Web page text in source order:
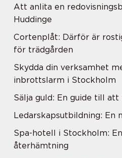
Att anlita en
Huddinge
Cortenplåt: Därför är
för trädgården
Skydda din verksamhet
inbrottslarm i Stockholm
Sälja guld: En guide till
Ledarskapsutbildning: En
Spa-hotell i Stockholm:
återhämtning